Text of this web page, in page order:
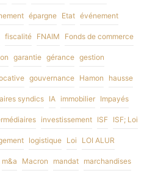
épargne Etat événement
fiscalité FNAIM Fonds de commerce
garantie gérance gestion
gouvernance Hamon hausse
syndics IA immobilier Impayés
investissement ISF ISF; Loi
logistique Loi LOI ALUR
m&a Macron mandat marchandises